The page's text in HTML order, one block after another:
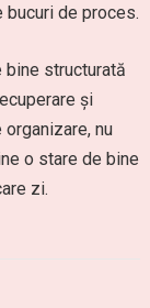
de proces.
bine structurată
și
nu
o stare de bine
zi.